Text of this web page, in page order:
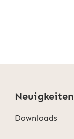
Neuigkeiten
Downloads